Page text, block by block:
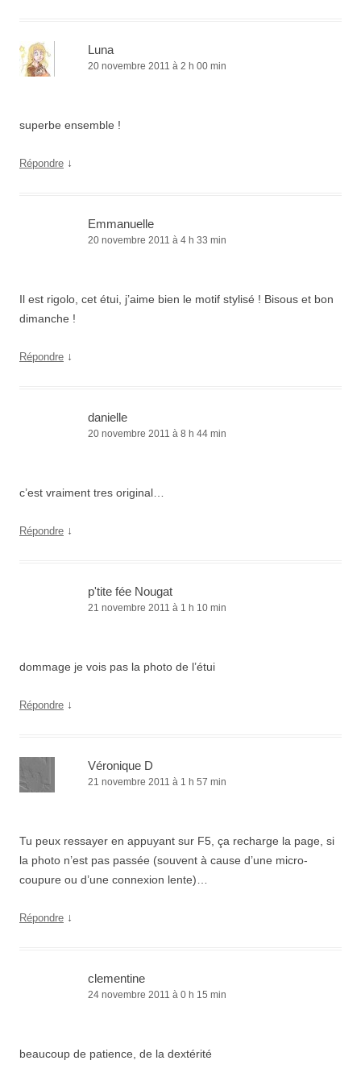
Luna
20 novembre 2011 à 2 h 00 min
superbe ensemble !
Répondre ↓
Emmanuelle
20 novembre 2011 à 4 h 33 min
Il est rigolo, cet étui, j’aime bien le motif stylisé ! Bisous et bon
dimanche !
Répondre ↓
danielle
20 novembre 2011 à 8 h 44 min
c’est vraiment tres original…
Répondre ↓
p'tite fée Nougat
21 novembre 2011 à 1 h 10 min
dommage je vois pas la photo de l’étui
Répondre ↓
Véronique D
21 novembre 2011 à 1 h 57 min
Tu peux ressayer en appuyant sur F5, ça recharge la page, si
la photo n’est pas passée (souvent à cause d’une micro-
coupure ou d’une connexion lente)…
Répondre ↓
clementine
24 novembre 2011 à 0 h 15 min
beaucoup de patience, de la dextérité